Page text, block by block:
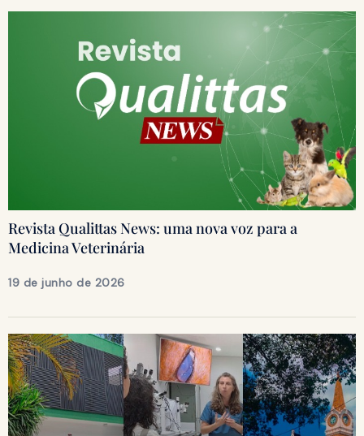
Revista Qualittas News: uma nova voz para a
Medicina Veterinária
19 de junho de 2026